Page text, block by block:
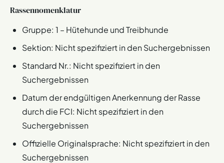
Rassennomenklatur
Gruppe: 1 – Hütehunde und Treibhunde
Sektion: Nicht spezifiziert in den Suchergebnissen
Standard Nr.: Nicht spezifiziert in den
Suchergebnissen
Datum der endgültigen Anerkennung der Rasse
durch die FCI: Nicht spezifiziert in den
Suchergebnissen
Offizielle Originalsprache: Nicht spezifiziert in den
Suchergebnissen